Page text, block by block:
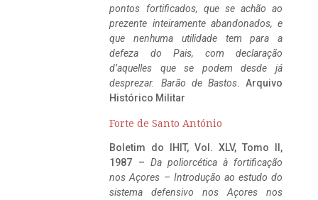
pontos fortificados, que se achão ao
prezente inteiramente abandonados, e
que nenhuma utilidade tem para a
defeza do Pais, com declaração
d’aquelles que se podem desde já
desprezar. Barão de Bastos. Arquivo
Histórico Militar
Forte de Santo António
Boletim do IHIT, Vol. XLV, Tomo II,
1987 – Da poliorcética à fortificação
nos Açores – Introdução ao estudo do
sistema defensivo nos Açores nos